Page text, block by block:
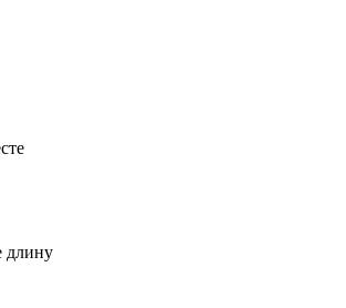
длину